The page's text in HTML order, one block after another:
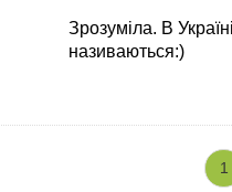
фізика і
словацький
математики,
Зрозуміла. В
називаються:)
1